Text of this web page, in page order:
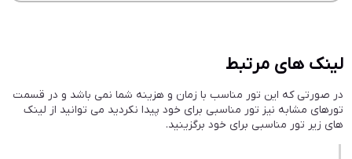
لینک های مرتبط
در صورتی که این تور مناسب با زمان و هزینه شما نمی باشد و در قسمت
تورهای مشابه نیز تور مناسبی برای خود پیدا نکردید می توانید از لینک
های زیر تور مناسبی برای خود برگزینید.